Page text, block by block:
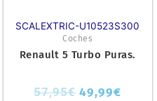
SCALEXTRIC-U10523S300
Coches
Renault 5 Turbo Puras.
57,95€ 49,99€